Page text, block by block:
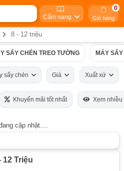
Cẩm nang Giỏ hàng
0
8 - 12 triệu
SẤY CHÉN TREO TƯỜNG MÁY
sấy chén Giá Xuất xứ
Khuyến mãi tốt nhất Xem nhiều
cập nhật....
12 Triệu